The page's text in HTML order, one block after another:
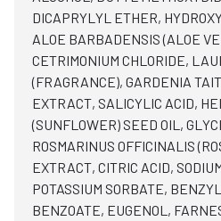
DICAPRYLYL ETHER,
ALOE BARBADENSIS (ALOE
CETRIMONIUM CHLORIDE,
(FRAGRANCE), GARDENIA
EXTRACT, SALICYLIC ACID,
(SUNFLOWER) SEED OIL,
ROSMARINUS OFFICINALIS
EXTRACT, CITRIC ACID,
POTASSIUM SORBATE,
BENZOATE, EUGENOL,